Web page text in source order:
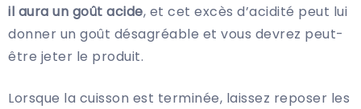
il aura un goût acide, et cet excès d’acidité peut lui
donner un goût désagréable et vous devrez peut-
être jeter le produit.
Lorsque la cuisson est terminée, laissez reposer les